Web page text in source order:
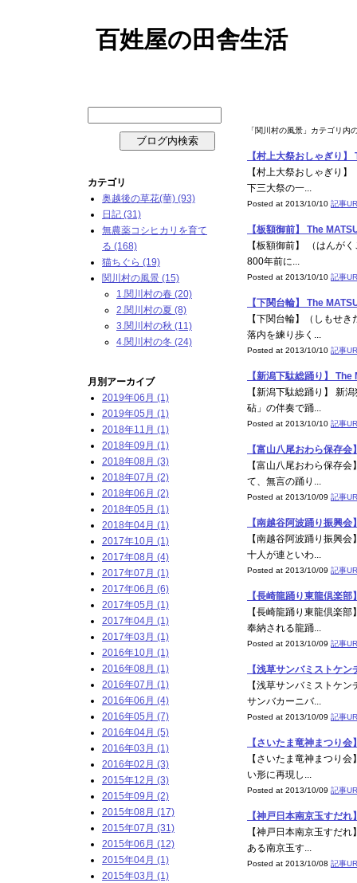
百姓屋の田舎生活
「関川村の風景」カテゴリ内
【村上大祭おしゃぎり
【村上大祭おしゃぎり
下三大祭の一...
Posted at 2013/10/10 記事
【板額御前】 The
【板額御前】 （はんが
800年前に...
Posted at 2013/10/10 記事
【下関台輪】 The
【下関台輪】（しもせ
落内を練り歩く...
Posted at 2013/10/10 記事
【新潟下駄総踊り】
【新潟下駄総踊り】 新
砧」の伴奏で踊...
Posted at 2013/10/10 記事
【富山八尾おわら保存
【富山八尾おわら保存
て、無言の踊り...
Posted at 2013/10/09 記事
【南越谷阿波踊り振興
【南越谷阿波踊り振興
十人が連といわ...
Posted at 2013/10/09 記事
【長崎龍踊り東龍倶楽
【長崎龍踊り東龍倶楽
奉納される龍踊...
Posted at 2013/10/09 記事
【浅草サンバミストケ
【浅草サンバミストケ
サンバカーニバ...
Posted at 2013/10/09 記事
【さいたま竜神まつり
【さいたま竜神まつり
い形に再現し...
Posted at 2013/10/09 記事
【神戸日本南京玉すだ
【神戸日本南京玉すだ
ある南京玉す...
Posted at 2013/10/08 記事
カテゴリ
奥越後の草花(華) (93)
日記 (31)
無農薬コシヒカリを育て
る (168)
猫ちぐら (19)
関川村の風景 (15)
1.関川村の春 (20)
2.関川村の夏 (8)
3.関川村の秋 (11)
4.関川村の冬 (24)
月別アーカイブ
2019年06月 (1)
2019年05月 (1)
2018年11月 (1)
2018年09月 (1)
2018年08月 (3)
2018年07月 (2)
2018年06月 (2)
2018年05月 (1)
2018年04月 (1)
2017年10月 (1)
2017年08月 (4)
2017年07月 (1)
2017年06月 (6)
2017年05月 (1)
2017年04月 (1)
2017年03月 (1)
2016年10月 (1)
2016年08月 (1)
2016年07月 (1)
2016年06月 (4)
2016年05月 (7)
2016年04月 (5)
2016年03月 (1)
2016年02月 (3)
2015年12月 (3)
2015年09月 (2)
2015年08月 (17)
2015年07月 (31)
2015年06月 (12)
2015年04月 (1)
2015年03月 (1)